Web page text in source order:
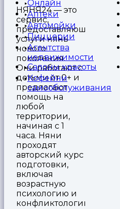
Онлайн
Аптеки
Автомойки
Пиццерии
Агентства
недвижимости
Салоны красоты
Кофейни
самообслуживания
НЯНЯ24 — это
сервис,
предоставляющий
услуги нянь
нового
поколения.
Они работают с
детьми от 0+ и
предлагают
помощь на
любой
территории,
начиная с 1
часа. Няни
проходят
авторский курс
подготовки,
включая
возрастную
психологию и
конфликтологию